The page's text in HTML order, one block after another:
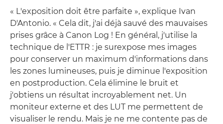
« L'exposition doit être parfaite », explique Ivan
D'Antonio. « Cela dit, j'ai déjà sauvé des mauvaises
prises grâce à Canon Log ! En général, j'utilise la
technique de l'ETTR : je surexpose mes images
pour conserver un maximum d'informations dans
les zones lumineuses, puis je diminue l'exposition
en postproduction. Cela élimine le bruit et
j'obtiens un résultat incroyablement net. Un
moniteur externe et des LUT me permettent de
visualiser le rendu. Mais je ne me contente pas de